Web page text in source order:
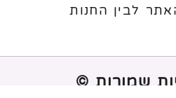
לבין החנות
שמורות ©